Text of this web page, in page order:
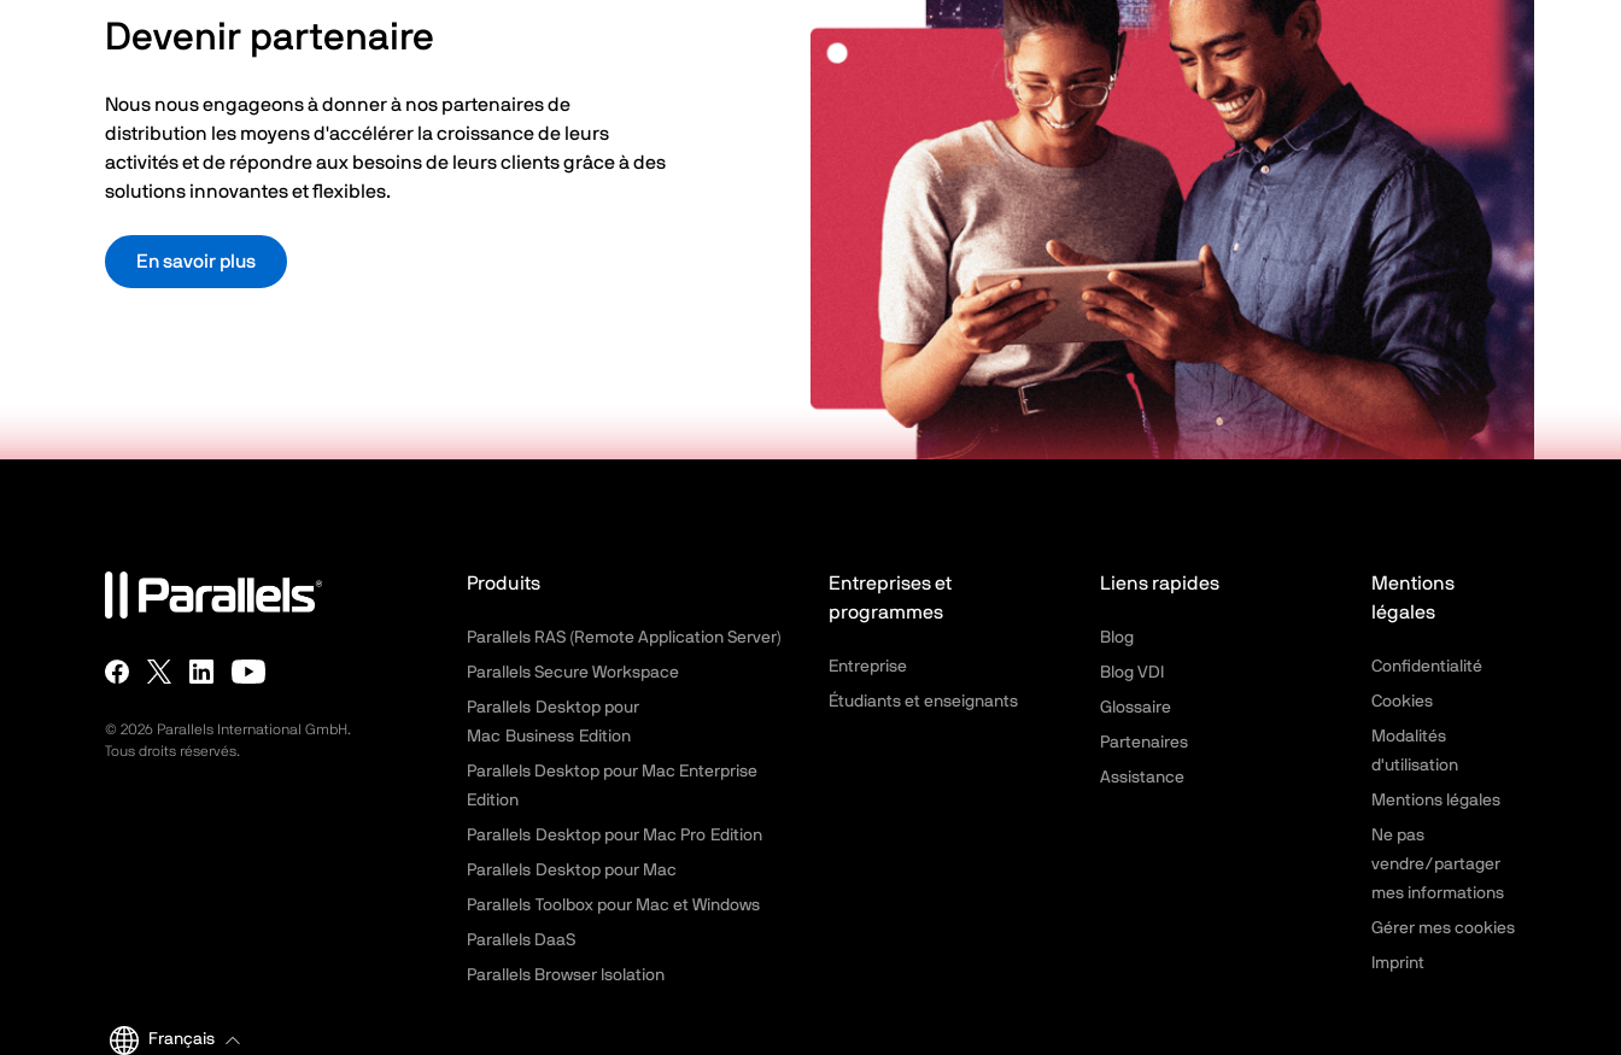
Devenir partenaire
Nous nous engageons à donner à nos partenaires de
distribution les moyens d'accélérer la croissance de leurs
activités et de répondre aux besoins de leurs clients grâce à des
solutions innovantes et flexibles.
En savoir plus
© 2026 Parallels International GmbH.
Tous droits réservés.
Produits
Parallels RAS (Remote Application Server)
Parallels Secure Workspace
Parallels Desktop pour
Mac Business Edition
Parallels Desktop pour Mac Enterprise
Edition
Parallels Desktop pour Mac Pro Edition
Parallels Desktop pour Mac
Parallels Toolbox pour Mac et Windows
Parallels DaaS
Parallels Browser Isolation
Entreprises et
programmes
Entreprise
Étudiants et enseignants
Liens rapides
Blog
Blog VDI
Glossaire
Partenaires
Assistance
Mentions
légales
Confidentialité
Cookies
Modalités
d'utilisation
Mentions légales
Ne pas
vendre/partager
mes informations
Gérer mes cookies
Imprint
Français